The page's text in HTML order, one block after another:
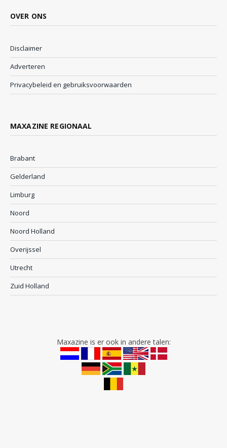
OVER ONS
Disclaimer
Adverteren
Privacybeleid en gebruiksvoorwaarden
MAXAZINE REGIONAAL
Brabant
Gelderland
Limburg
Noord
Noord Holland
Overijssel
Utrecht
Zuid Holland
Maxazine is er ook in andere talen: